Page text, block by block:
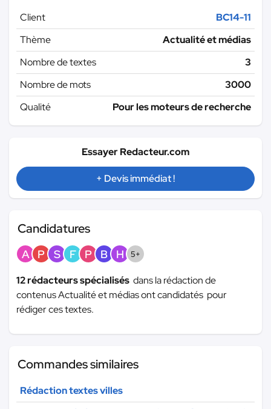
Client
BC14-11
Thème
Actualité et médias
Nombre de textes
3
Nombre de mots
3000
Qualité
Pour les moteurs de recherche
Essayer Redacteur.com
+ Devis immédiat !
Candidatures
A P S F P B H 5+
12 rédacteurs spécialisés dans la rédaction de
contenus Actualité et médias ont candidatés pour
rédiger ces textes.
Commandes similaires
Rédaction textes villes